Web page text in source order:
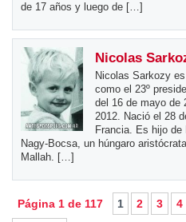
de 17 años y luego de […]
Nicolas
Nicolas Sarkozy
como el 23º
del 16 de mayo de
2012. Nació el 28
Francia. Es hijo
Nagy-Bocsa, un húngaro
Mallah. […]
Página 1 de 117 1 2 3 4